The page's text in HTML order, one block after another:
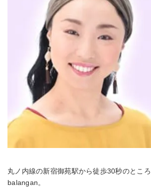
丸ノ内線の新宿御苑駅から徒歩30秒のところ
balangan。